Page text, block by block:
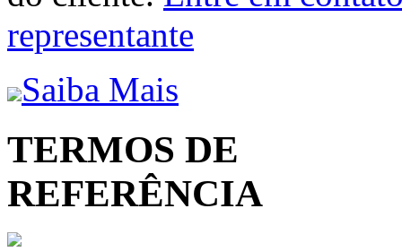
representante
Saiba Mais
TERMOS DE
REFERÊNCIA